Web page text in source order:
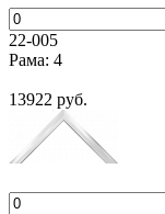
22-005
Рама: 4
13922 руб.